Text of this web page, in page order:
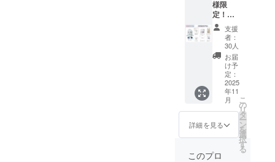
）と送
料660円
を含ん
でおり
ます。
様限
定！】
直筆色
紙プラ
いぐる
み 1点
・直筆
色紙 1
点 ・ア
クリル
スタン
ド 1点
・マル
バッ
支援
者：
30人
お届
け予
定：
2025
年11
月
詳細を見る
こ
の
リ
タ
ー
ン
を
選
択
す
る
このプロ